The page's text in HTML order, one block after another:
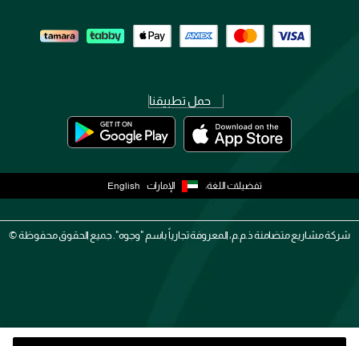
حمل تطبيقنا
تفضيلات اللغة: الإمارات English
شركة مشاريع متضامنة ذ.م.م، المعروفة تجارياً باسم "وجوه". جميع الحقوق محفوظة ©